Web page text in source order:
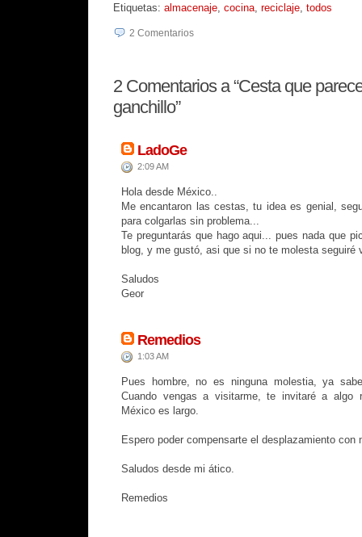
Etiquetas: almacenaje cocina reciclaje todos
2 Comentarios
2 Comentarios a “Cesta que
ganchillo”
LadoGe
2:09 AM
Hola desde México..
Me encantaron las cestas, tu idea es genial,
para colgarlas sin problema...
Te preguntarás que hago aqui... pues nada que
blog, y me gustó, asi que si no te molesta seguiré
Saludos
Geor
Remedios
1:03 AM
Pues hombre, no es ninguna molestia, ya
Cuando vengas a visitarme, te invitaré a algo
México es largo.
Espero poder compensarte el desplazamiento
Saludos desde mi ático.
Remedios